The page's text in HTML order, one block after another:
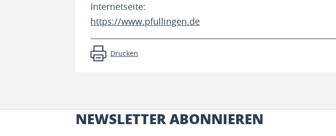
Internetseite:
https://www.pfullingen.de
Drucken
NEWSLETTER ABONNIEREN